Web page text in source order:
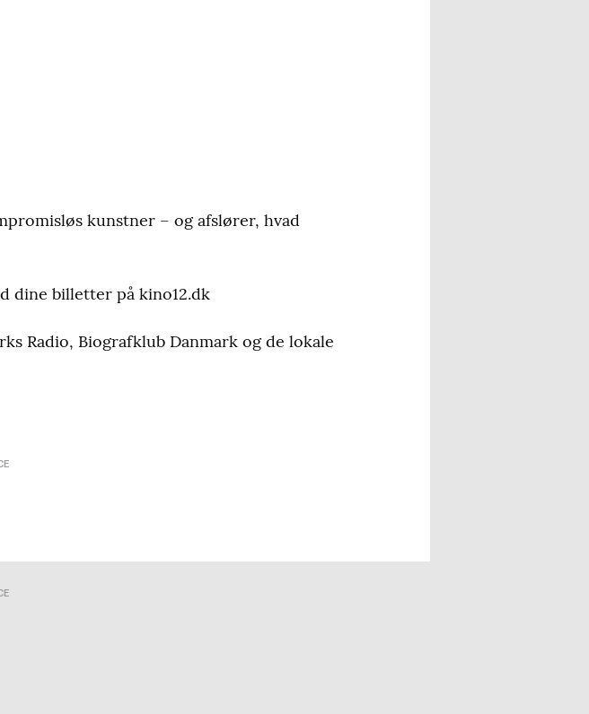
kunstner – og afslører, hvad
dine billetter på kino12.dk
Radio, Biografklub Danmark og de lokale